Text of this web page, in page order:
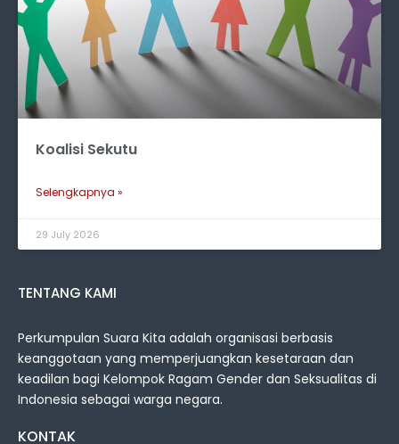
Koalisi Sekutu
Selengkapnya »
29 July 2026
TENTANG KAMI
Perkumpulan Suara Kita adalah organisasi berbasis
keanggotaan yang memperjuangkan kesetaraan dan
keadilan bagi Kelompok Ragam Gender dan Seksualitas di
Indonesia sebagai warga negara.
KONTAK